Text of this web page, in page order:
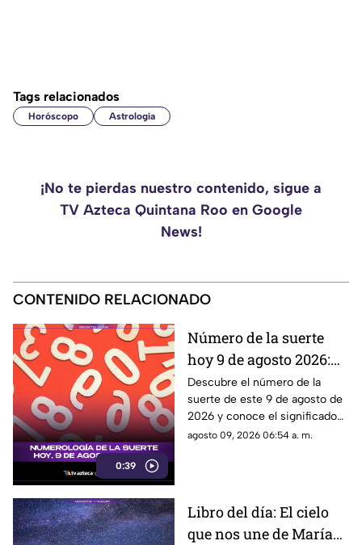
Tags relacionados
Horóscopo Astrología
¡No te pierdas nuestro contenido, sigue a
TV Azteca Quintana Roo en Google
News!
CONTENIDO RELACIONADO
0:39
Número de la suerte
hoy 9 de agosto 2026:
descubre el mensaje de
la numerología para ti
Descubre el número de la
suerte de este 9 de agosto de
2026 y conoce el significado
que la numerología tiene para
agosto 09, 2026 06:54 a. m.
Libro del día: El cielo
que nos une de María